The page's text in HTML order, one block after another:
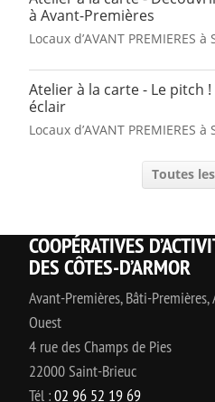
à Avant-Premières
Locaux d’AVANT PREMIERES
Atelier à la carte - Le pitch
éclair
Locaux d’AVANT PREMIERES
Toutes
COOPÉRATIVES
DES CÔTES-D’ARMOR
Avant-Premières, Bâti-
Ouest
4 rue des Champs de Pies
22000 Saint-Brieuc
Tél :02 96 52 19 69